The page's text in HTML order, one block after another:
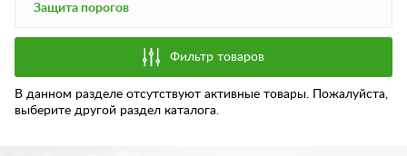
Защита порогов
Фильтр товаров
В данном разделе отсутствуют активные товары. Пожалуйста,
выберите другой раздел каталога.